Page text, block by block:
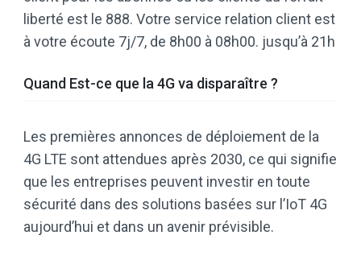
liberté est le 888. Votre service relation client est
à votre écoute 7j/7, de 8h00 à 08h00. jusqu’à 21h
Quand Est-ce que la 4G va disparaître ?
Les premières annonces de déploiement de la
4G LTE sont attendues après 2030, ce qui signifie
que les entreprises peuvent investir en toute
sécurité dans des solutions basées sur l’IoT 4G
aujourd’hui et dans un avenir prévisible.